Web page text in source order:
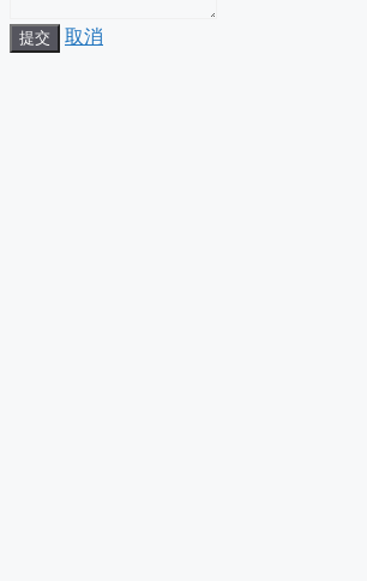
提交 取消